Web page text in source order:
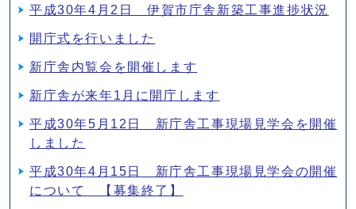
平成30年4月2日 伊賀市庁舎新築工事進捗状況
開庁式を行いました
新庁舎内覧会を開催します
新庁舎が来年1月に開庁します
平成30年5月12日 新庁舎工事現場見学会を開催
しました
平成30年4月15日 新庁舎工事現場見学会の開催
について 【募集終了】